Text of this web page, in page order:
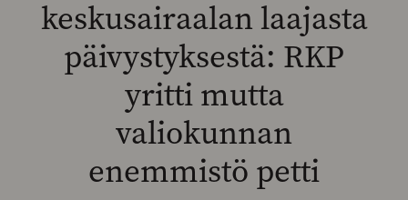
SEARCH
keskusairaalan laajasta
päivystyksestä: RKP
yritti mutta
valiokunnan
enemmistö petti